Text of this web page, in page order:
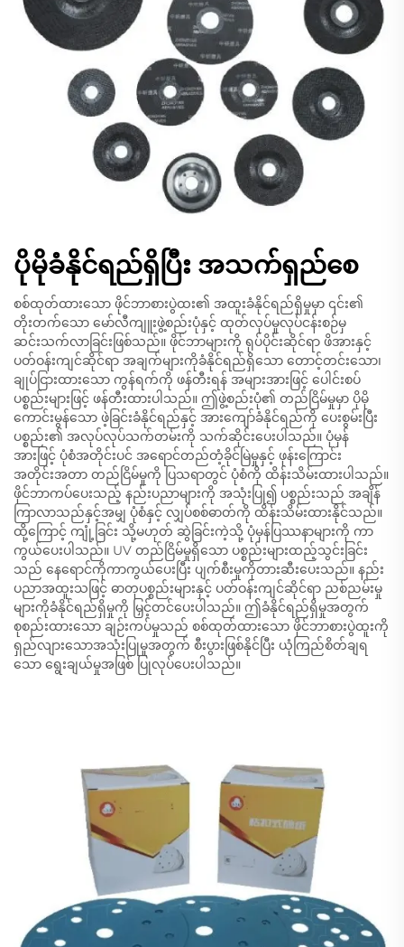
ပိုမိုခံနိုင်ရည်ရှိပြီး အသက်ရှည်စေ
စစ်ထုတ်ထားသော ဖိုင်ဘာစားပွဲထး၏ အထူးခံနိုင်ရည်ရှိမှုမှာ ၎င်း၏
တိုးတက်သော မော်လီကျူးဖွဲ့စည်းပုံနှင့် ထုတ်လုပ်မှုလုပ်ငန်းစဉ်မှ
ဆင်းသက်လာခြင်းဖြစ်သည်။ ဖိုင်ဘာများကို ရုပ်ပိုင်းဆိုင်ရာ ဖိအားနှင့်
ပတ်ဝန်းကျင်ဆိုင်ရာ အချက်များကိုခံနိုင်ရည်ရှိသော တောင့်တင်းသော၊
ချုပ်ငြားထားသော ကွန်ရက်ကို ဖန်တီးရန် အများအားဖြင့် ပေါင်းစပ်
ပစ္စည်းများဖြင့် ဖန်တီးထားပါသည်။ ဤဖွဲ့စည်းပုံ၏ တည်ငြိမ်မှုမှာ ပိုမို
ကောင်းမွန်သော ဖဲ့ခြင်းခံနိုင်ရည်နှင့် အားကျော်ခံနိုင်ရည်ကို ပေးစွမ်းပြီး
ပစ္စည်း၏ အလုပ်လုပ်သက်တမ်းကို သက်ဆိုင်းပေးပါသည်။ ပုံမှန်
အားဖြင့် ပုံစံအတိုင်းပင် အရောင်တည်တံ့ခိုင်မြဲမှုနှင့် ဖုန်းကြောင်း
အတိုင်းအတာ တည်ငြိမ်မှုကို ပြသရာတွင် ပုံစံကို ထိန်းသိမ်းထားပါသည်။
ဖိုင်ဘာကပ်ပေးသည့် နည်းပညာများကို အသုံးပြု၍ ပစ္စည်းသည် အချိန်
ကြာလာသည်နှင့်အမျှ ပုံစံနှင့် လျှပ်စစ်ဓာတ်ကို ထိန်းသိမ်းထားနိုင်သည်။
ထို့ကြောင့် ကျုံ့ခြင်း သို့မဟုတ် ဆွဲခြင်းကဲ့သို့ ပုံမှန်ပြဿနာများကို ကာ
ကွယ်ပေးပါသည်။ UV တည်ငြိမ်မှုရှိသော ပစ္စည်းများထည့်သွင်းခြင်း
သည် နေရောင်ကိုကာကွယ်ပေးပြီး ပျက်စီးမှုကိုတားဆီးပေးသည်။ နည်း
ပညာအထူးသဖြင့် ဓာတုပစ္စည်းများနှင့် ပတ်ဝန်းကျင်ဆိုင်ရာ ညစ်ညမ်းမှု
များကိုခံနိုင်ရည်ရှိမှုကို မြှင့်တင်ပေးပါသည်။ ဤခံနိုင်ရည်ရှိမှုအတွက်
စုစည်းထားသော ချဉ်းကပ်မှုသည် စစ်ထုတ်ထားသော ဖိုင်ဘာစားပွဲထူးကို
ရှည်လျားသောအသုံးပြုမှုအတွက် စီးပွားဖြစ်နိုင်ပြီး ယုံကြည်စိတ်ချရ
သော ရွေးချယ်မှုအဖြစ် ပြုလုပ်ပေးပါသည်။